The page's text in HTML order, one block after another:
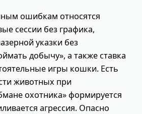
ошибкам относятся
сессии без графика,
указки без
добычу», а также ставка
игры кошки. Есть
животных при
охотника» формируется
агрессия. Опасно